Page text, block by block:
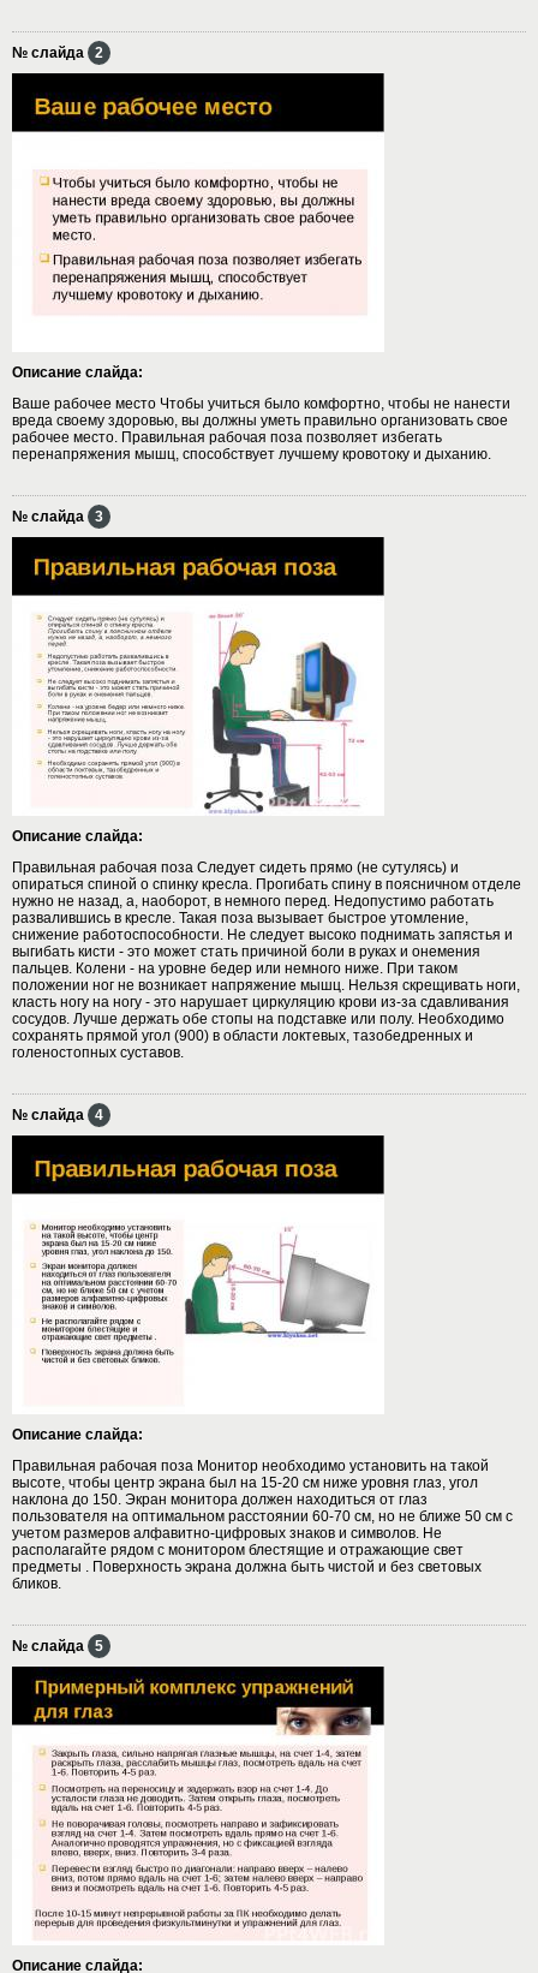
№ слайда 2
Описание слайда:
Ваше рабочее место Чтобы учиться было комфортно, чтобы не нанести
вреда своему здоровью, вы должны уметь правильно организовать свое
рабочее место. Правильная рабочая поза позволяет избегать
перенапряжения мышц, способствует лучшему кровотоку и дыханию.
№ слайда 3
Описание слайда:
Правильная рабочая поза Следует сидеть прямо (не сутулясь) и
опираться спиной о спинку кресла. Прогибать спину в поясничном отделе
нужно не назад, а, наоборот, в немного перед. Недопустимо работать
развалившись в кресле. Такая поза вызывает быстрое утомление,
снижение работоспособности. Не следует высоко поднимать запястья и
выгибать кисти - это может стать причиной боли в руках и онемения
пальцев. Колени - на уровне бедер или немного ниже. При таком
положении ног не возникает напряжение мышц. Нельзя скрещивать ноги,
класть ногу на ногу - это нарушает циркуляцию крови из-за сдавливания
сосудов. Лучше держать обе стопы на подставке или полу. Необходимо
сохранять прямой угол (900) в области локтевых, тазобедренных и
голеностопных суставов.
№ слайда 4
Описание слайда:
Правильная рабочая поза Монитор необходимо установить на такой
высоте, чтобы центр экрана был на 15-20 см ниже уровня глаз, угол
наклона до 150. Экран монитора должен находиться от глаз
пользователя на оптимальном расстоянии 60-70 см, но не ближе 50 см с
учетом размеров алфавитно-цифровых знаков и символов. Не
располагайте рядом с монитором блестящие и отражающие свет
предметы . Поверхность экрана должна быть чистой и без световых
бликов.
№ слайда 5
Описание слайда: